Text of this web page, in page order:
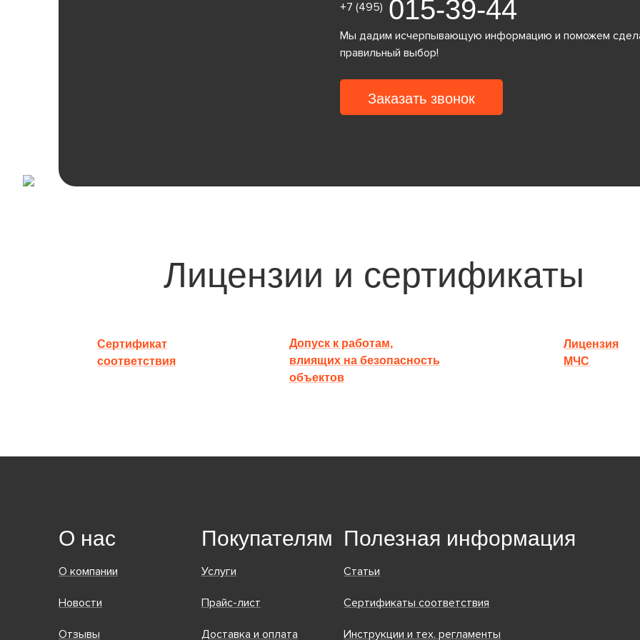
+7 (495) 015-39-44
Мы дадим исчерпывающую информацию и поможем
правильный выбор!
Заказать звонок
Лицензии и сертификаты
Сертификат
соответствия
Допуск к работам,
влиящих на безопасность
объектов
Лицензия
МЧС
О нас
О компании
Новости
Отзывы
Покупателям
Услуги
Прайс-лист
Доставка и оплата
Полезная информация
Статьи
Сертификаты соответствия
Инструкции и тех. регламенты